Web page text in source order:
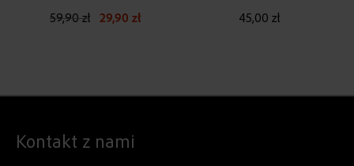
29,90 zł
59,90 zł
LIŚCIE I KWIATY
45,00 zł
Kontakt z nami